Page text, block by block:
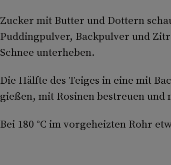
Zucker mit Butter und Dottern
Puddingpulver, Backpulver und
Schnee unterheben.
Die Hälfte des Teiges in eine mit
gießen, mit Rosinen bestreuen
Bei 180 °C im vorgeheizten Rohr